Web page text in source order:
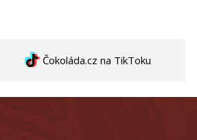
Čokoláda.cz na TikToku